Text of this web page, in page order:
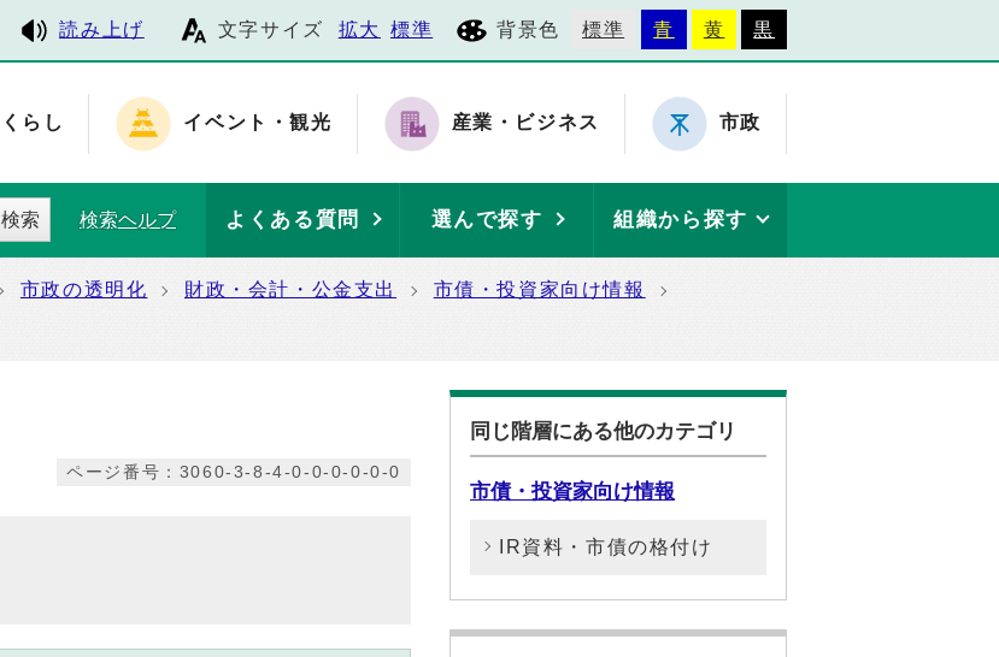
読み上げ 文字サイズ 拡大 標準 背景色 標準 青 黄 黒
くらし イベント・観光 産業・ビジネス 市政
検索 検索ヘルプ よくある質問 選んで探す 組織から探す
市政の透明化 財政・会計・公金支出
市債・投資家向け情報
ページ番号：3060-3-8-4-0-0-0-0-0-0
同じ階層にある他のカテゴリ
市債・投資家向け情報
IR資料・市債の格付け